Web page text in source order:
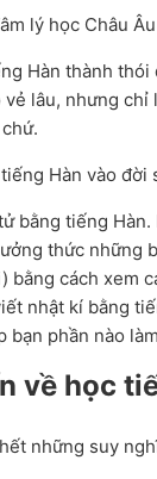
lý học Châu Âu
Hàn thành
lâu, nhưng
Hàn vào
bằng tiếng
thức những
bằng cách xem
nhật kí bằng
bạn phần nào
về học
những suy